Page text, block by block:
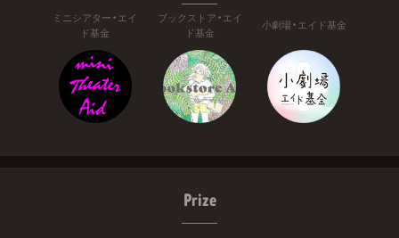
ミニシアター・エイ
ド基金
ブックストア・エイ
ド基金
小劇場・エイド基金
Prize